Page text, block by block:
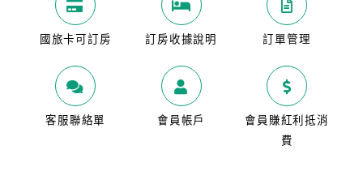
國旅卡可訂房 訂房收據說明 訂單管理
客服聯絡單 會員帳戶
會員賺紅利抵消
費